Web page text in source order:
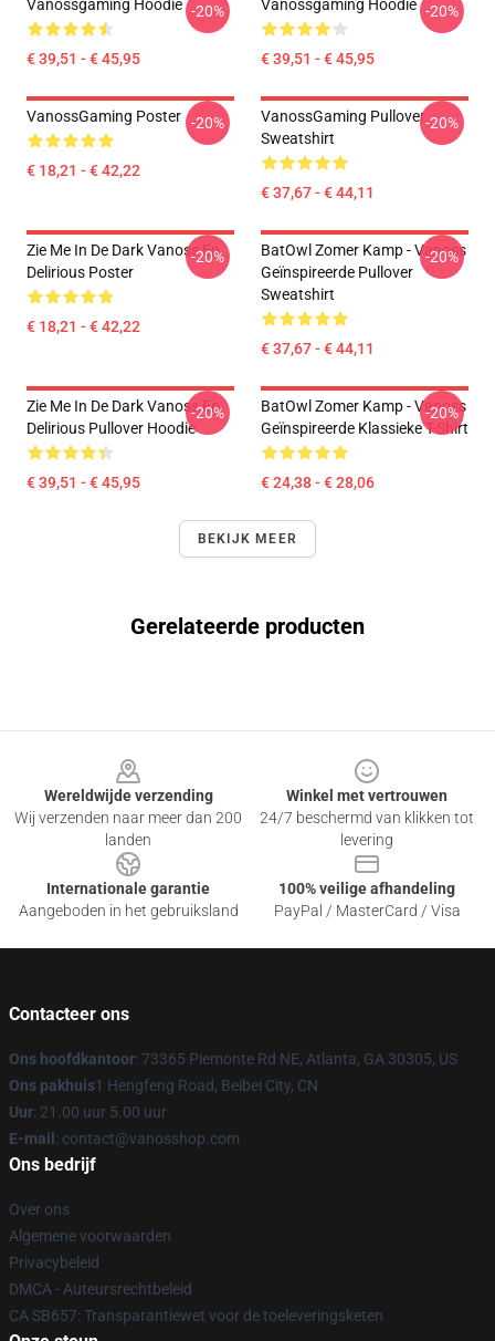
Vanossgaming Hoodie
€ 39,51 - € 45,95
-20% Vanossgaming Hoodie
€ 39,51 - € 45,95
-20%
VanossGaming Poster
€ 18,21 - € 42,22
-20%
VanossGaming Pullover
Sweatshirt
€ 37,67 - € 44,11
-20%
Zie Me In De Dark Vanoss En
Delirious Poster
€ 18,21 - € 42,22
-20%
BatOwl Zomer Kamp - Vanoss
Geïnspireerde Pullover
Sweatshirt
€ 37,67 - € 44,11
-20%
Zie Me In De Dark Vanoss En
Delirious Pullover Hoodie
€ 39,51 - € 45,95
-20%
BatOwl Zomer Kamp - Vanoss
Geïnspireerde Klassieke T-Shirt
€ 24,38 - € 28,06
-20%
BEKIJK MEER
Gerelateerde producten
Wereldwijde verzending
Wij verzenden naar meer dan 200
landen
Winkel met vertrouwen
24/7 beschermd van klikken tot
levering
Internationale garantie
Aangeboden in het gebruiksland
100% veilige afhandeling
PayPal / MasterCard / Visa
Contacteer ons
Ons hoofdkantoor: 73365 Piemonte Rd NE, Atlanta, GA 30305, US
Ons pakhuis1 Hengfeng Road, Beibei City, CN
Uur: 21.00 uur 5.00 uur
E-mail : contact@vanosshop.com
Ons bedrijf
Over ons
Algemene voorwaarden
Privacybeleid
DMCA - Auteursrechtbeleid
CA SB657: Transparantiewet voor de toeleveringsketen